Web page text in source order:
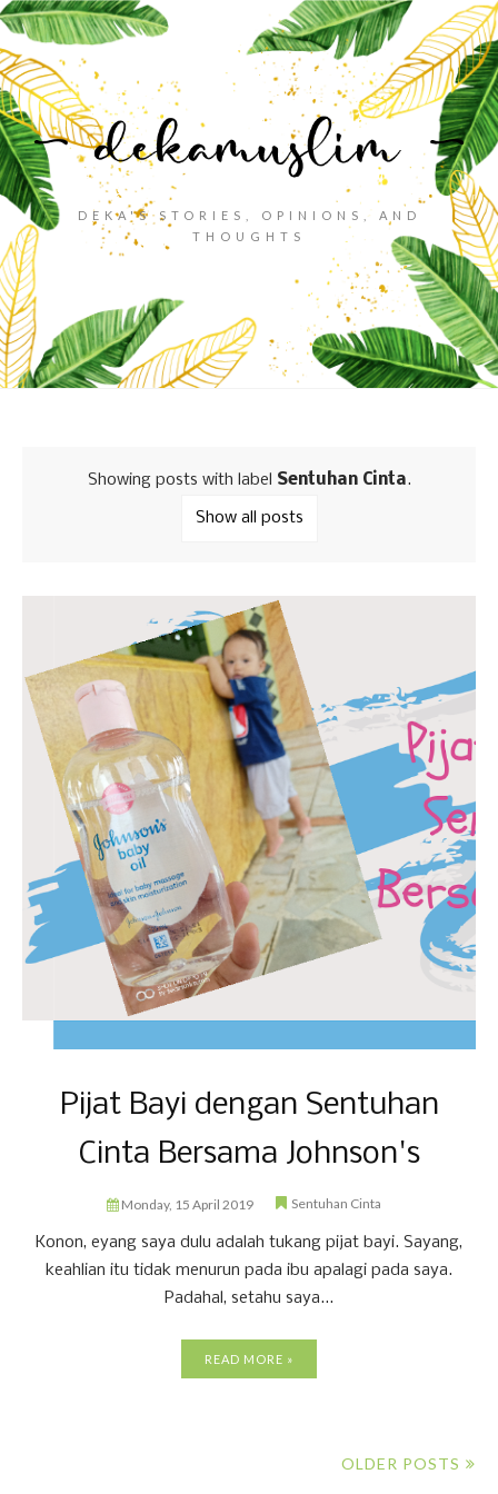
DEKA'S STORIES, OPINIONS, AND
THOUGHTS
Showing posts with label Sentuhan Cinta.
Show all posts
Pijat Bayi dengan Sentuhan
Cinta Bersama Johnson's
Monday, 15 April 2019 Sentuhan Cinta
Konon, eyang saya dulu adalah tukang pijat bayi. Sayang,
keahlian itu tidak menurun pada ibu apalagi pada saya.
Padahal, setahu saya...
READ MORE »
OLDER POSTS